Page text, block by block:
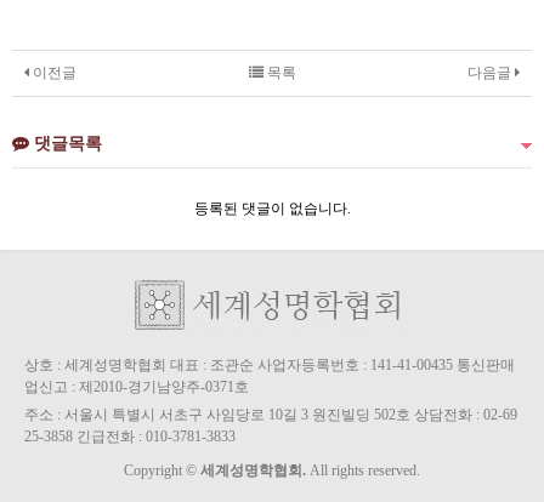
이전글 다음글
목록
댓글목록
등록된 댓글이 없습니다.
상호 : 세계성명학협회 대표 : 조관순 사업자등록번호 : 141-41-00435 통신판매
업신고 : 제2010-경기남양주-0371호
주소 : 서울시 특별시 서초구 사임당로 10길 3 원진빌딩 502호 상담전화 : 02-69
25-3858 긴급전화 : 010-3781-3833
Copyright © 세계성명학협회. All rights reserved.